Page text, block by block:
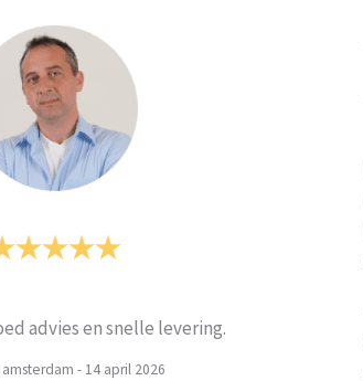
advies en snelle levering.
amsterdam - 14 april 2026